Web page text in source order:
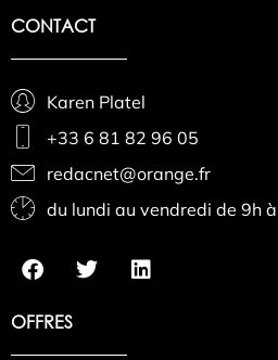
CONTACT
Karen Platel
+33 6 81 82 96 05
redacnet@orange.fr
du lundi au vendredi de 9h
OFFRES